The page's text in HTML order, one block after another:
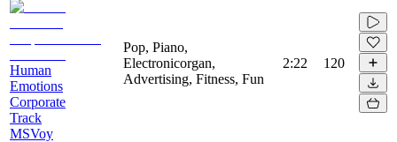
Human
Emotions
Corporate
Track
MSVoy
Pop, Piano,
Electronicorgan,
Advertising, Fitness, Fun
2:22 120